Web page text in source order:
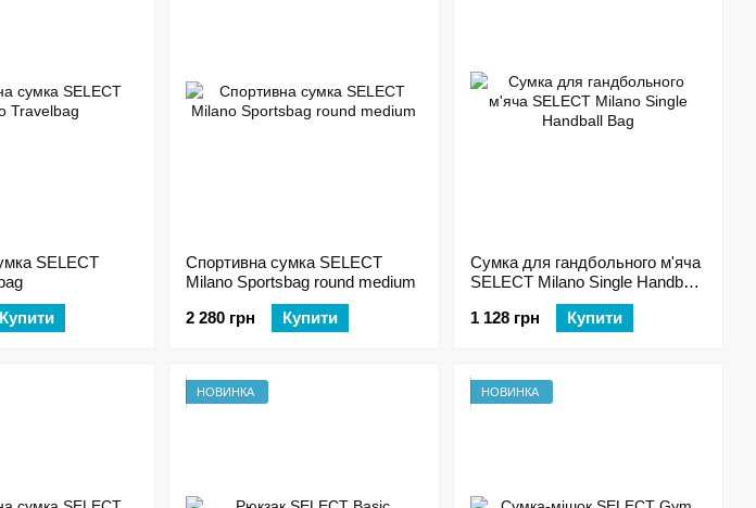
SELECT
Купити
Спортивна сумка SELECT
Milano Sportsbag round medium
2 280 грн
Купити
Сумка для гандбольного м'яча
SELECT Milano Single Handball
1 128 грн
Купити
НОВИНКА НОВИНКА